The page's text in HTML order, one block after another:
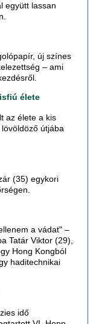
együtt lassan
új színes
– ami
élete
az élete a kis
útjába
(35) egykori
a vádat" –
Tatár Viktor (29),
Hong Kongból
haditechnikai
idő